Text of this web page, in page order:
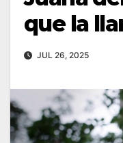
que la
JUL 26, 2025